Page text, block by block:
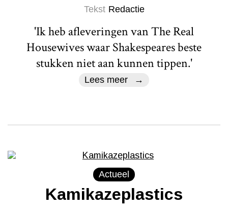
Tekst Redactie
'Ik heb afleveringen van The Real
Housewives waar Shakespeares beste
stukken niet aan kunnen tippen.'
Lees meer
Actueel
Kamikazeplastics